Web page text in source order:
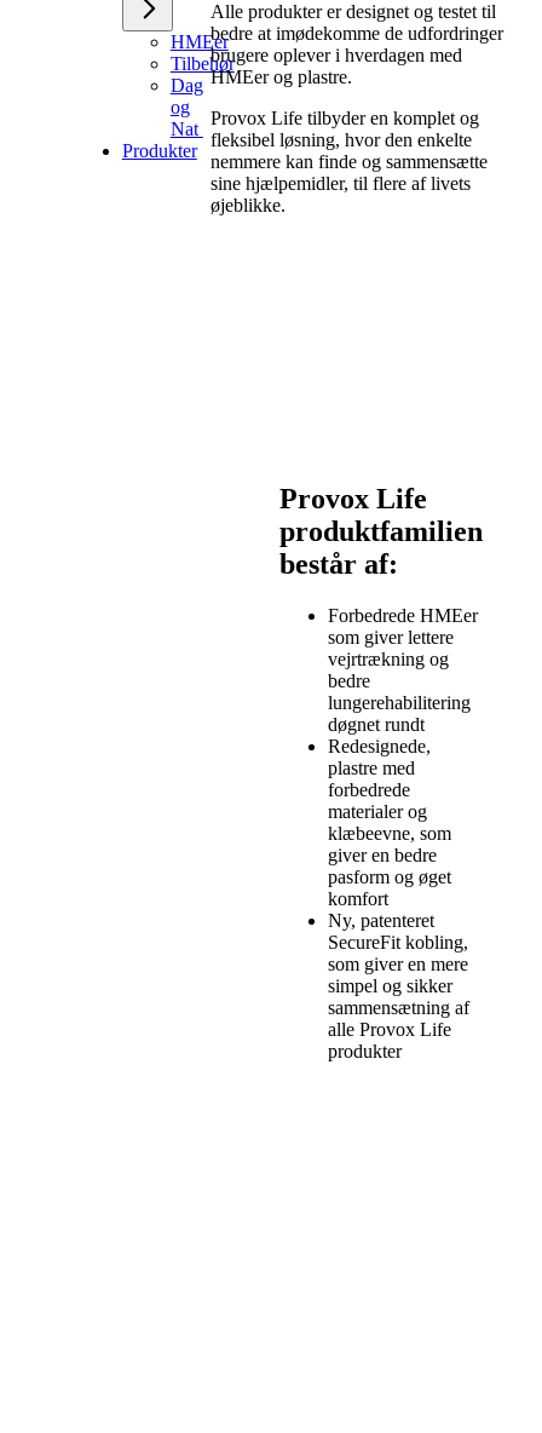
HMEer
Tilbehør
Dag
og
Nat
Produkter
Alle produkter er designet og testet til
bedre at imødekomme de udfordringer
brugere oplever i hverdagen med
HMEer og plastre.
Provox Life tilbyder en komplet og
fleksibel løsning, hvor den enkelte
nemmere kan finde og sammensætte
sine hjælpemidler, til flere af livets
øjeblikke.
Provox Life
produktfamilien
består af:
Forbedrede HMEer
som giver lettere
vejrtrækning og
bedre
lungerehabilitering
døgnet rundt
Redesignede,
plastre med
forbedrede
materialer og
klæbeevne, som
giver en bedre
pasform og øget
komfort
Ny, patenteret
SecureFit kobling,
som giver en mere
simpel og sikker
sammensætning af
alle Provox Life
produkter